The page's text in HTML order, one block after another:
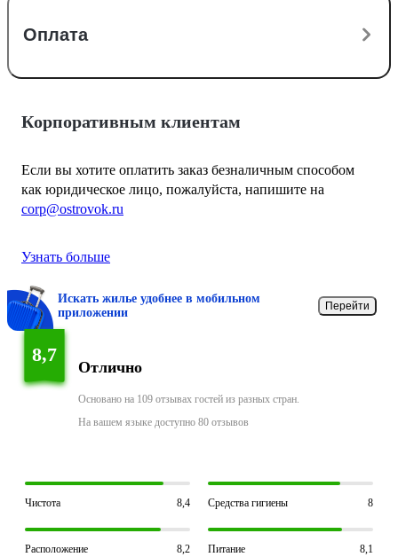
Оплата
Корпоративным клиентам
Если вы хотите оплатить заказ безналичным способом
как юридическое лицо, пожалуйста, напишите на
corp@ostrovok.ru
Узнать больше
Искать жилье удобнее в мобильном
приложении
Перейти
8,7
Отлично
Основано на 109 отзывах гостей из разных стран.
На вашем языке доступно 80 отзывов
Чистота 8,4 Средства гигиены 8
Расположение 8,2 Питание 8,1